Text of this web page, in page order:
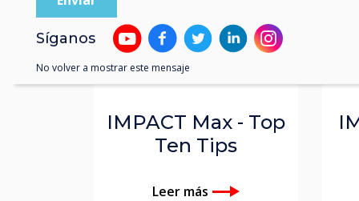
Educación
Superior Y
Continua
IMPACT Max - Top
Ten Tips
Leer más
Síganos
No volver a mostrar este mensaje